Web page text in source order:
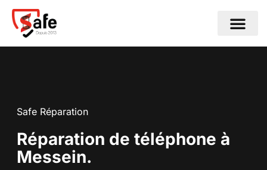
Safe Réparation
Réparation de téléphone à
Messein.